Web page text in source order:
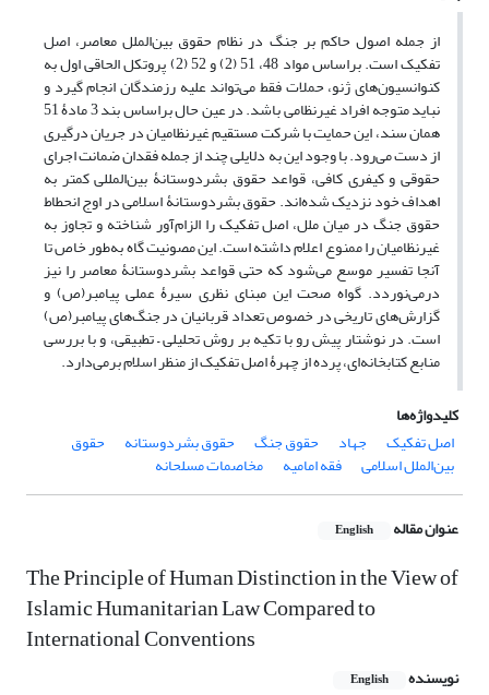
از جمله اصول حاکم بر جنگ در نظام حقوق بین‌الملل معاصر، اصل
تفکیک است. براساس مواد 48، 51 (2) و 52 (2) پروتکل الحاقی اول به
کنوانسیون‌های ژنو، حملات فقط می‌تواند علیه رزمندگان انجام گیرد و
نباید متوجه افراد غیرنظامی باشد. در عین حال براساس بند 3 مادۀ 51
همان سند، این حمایت با شرکت مستقیم غیرنظامیان در جریان درگیری
از دست می‌رود. با وجود این به دلایلی چند از جمله فقدان ضمانت اجرای
حقوقی و کیفری کافی، قواعد حقوق بشردوستانۀ بین‌المللی کمتر به
اهداف خود نزدیک شده‌اند. حقوق بشردوستانۀ اسلامی در اوج انحطاط
حقوق جنگ در میان ملل، اصل تفکیک را الزام‌آور شناخته و تجاوز به
غیرنظامیان را ممنوع اعلام داشته است. این مصونیت گاه به‌طور خاص تا
آنجا تفسیر موسع می‌شود که حتی قواعد بشردوستانۀ معاصر را نیز
درمی‌نوردد. گواه صحت این مبنای نظری سیرۀ عملی پیامبر(ص) و
گزارش‌های تاریخی در خصوص تعداد قربانیان در جنگ‌های پیامبر(ص)
است. در نوشتار پیش رو با تکیه بر روش تحلیلی – تطبیقی، و با بررسی
منابع کتابخانه‌ای، پرده از چهرۀ اصل تفکیک از منظر اسلام برمی‌دارد.
کلیدواژه‌ها
اصل تفکیک
جهاد حقوق جنگ حقوق بشردوستانه حقوق
بین‌الملل اسلامی فقه امامیه مخاصمات مسلحانه
عنوان مقاله English
The Principle of Human Distinction in the View of
Islamic Humanitarian Law Compared to
International Conventions
نویسنده English